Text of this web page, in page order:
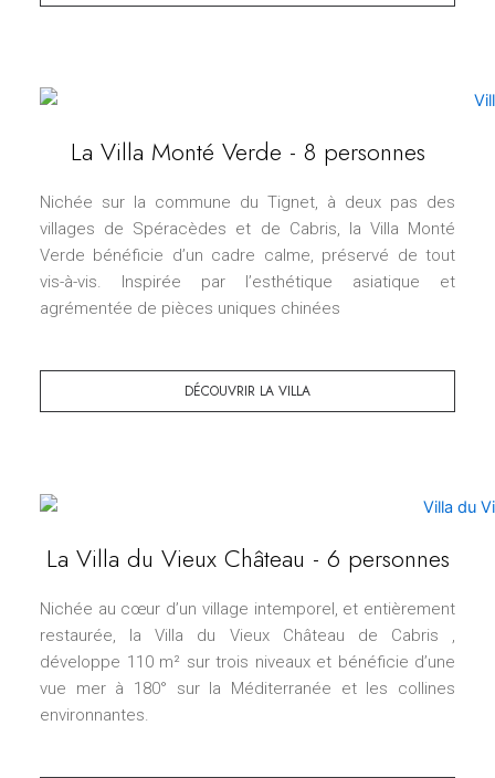
La Villa Monté Verde - 8 personnes
Nichée sur la commune du Tignet, à deux pas des
villages de Spéracèdes et de Cabris, la Villa Monté
Verde bénéficie d’un cadre calme, préservé de tout
vis-à-vis. Inspirée par l’esthétique asiatique et
agrémentée de pièces uniques chinées
DÉCOUVRIR LA VILLA
La Villa du Vieux Château - 6 personnes
Nichée au cœur d’un village intemporel, et entièrement
restaurée, la Villa du Vieux Château de Cabris ,
développe 110 m² sur trois niveaux et bénéficie d’une
vue mer à 180° sur la Méditerranée et les collines
environnantes.